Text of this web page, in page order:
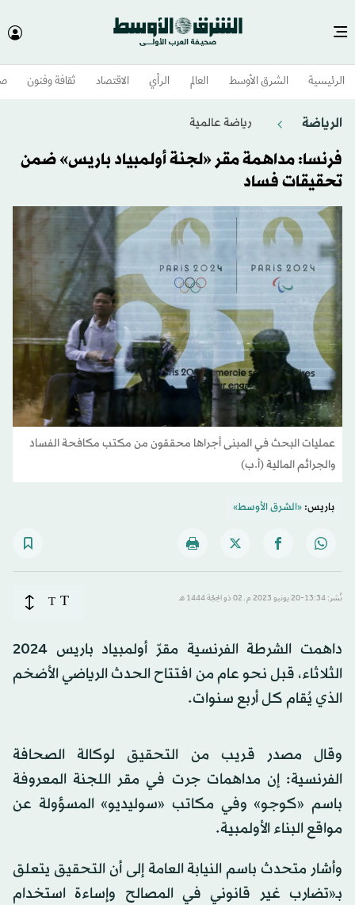
الرئيسية الشرق الأوسط​ العالم الرأي الاقتصاد ثقافة وفنون
الرياضة رياضة عالمية
فرنسا: مداهمة مقر «لجنة أولمبياد باريس» ضمن
تحقيقات فساد
عمليات البحث في المبنى أجراها محققون من مكتب مكافحة الفساد
والجرائم المالية (أ.ب)
باريس:«الشرق الأوسط»
نُشر: 13:34-20 يونيو 2023 م ـ 02 ذو الحِجّة 1444 هـ T
T
داهمت الشرطة الفرنسية مقرّ أولمبياد باريس 2024
الثلاثاء، قبل نحو عام من افتتاح الحدث الرياضي الأضخم
الذي يُقام كل أربع سنوات.
وقال مصدر قريب من التحقيق لوكالة الصحافة
الفرنسية: إن مداهمات جرت في مقر اللجنة المعروفة
باسم «كوجو» وفي مكاتب «سوليديو» المسؤولة عن
مواقع البناء الأولمبية.
وأشار متحدث باسم النيابة العامة إلى أن التحقيق يتعلق
بـ«تضارب غير قانوني في المصالح وإساءة استخدام